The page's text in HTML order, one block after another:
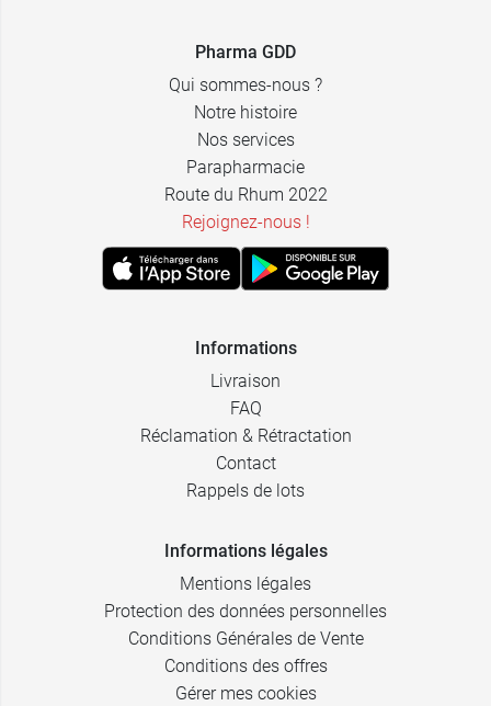
Pharma GDD
Qui sommes-nous ?
Notre histoire
Nos services
Parapharmacie
Route du Rhum 2022
Rejoignez-nous !
Informations
Livraison
FAQ
Réclamation & Rétractation
Contact
Rappels de lots
Informations légales
Mentions légales
Protection des données personnelles
Conditions Générales de Vente
Conditions des offres
Gérer mes cookies